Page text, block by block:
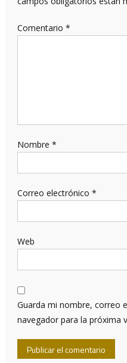
Comentario *
Nombre *
Correo electrónico *
Web
Guarda mi nombre, correo
navegador para la próxima